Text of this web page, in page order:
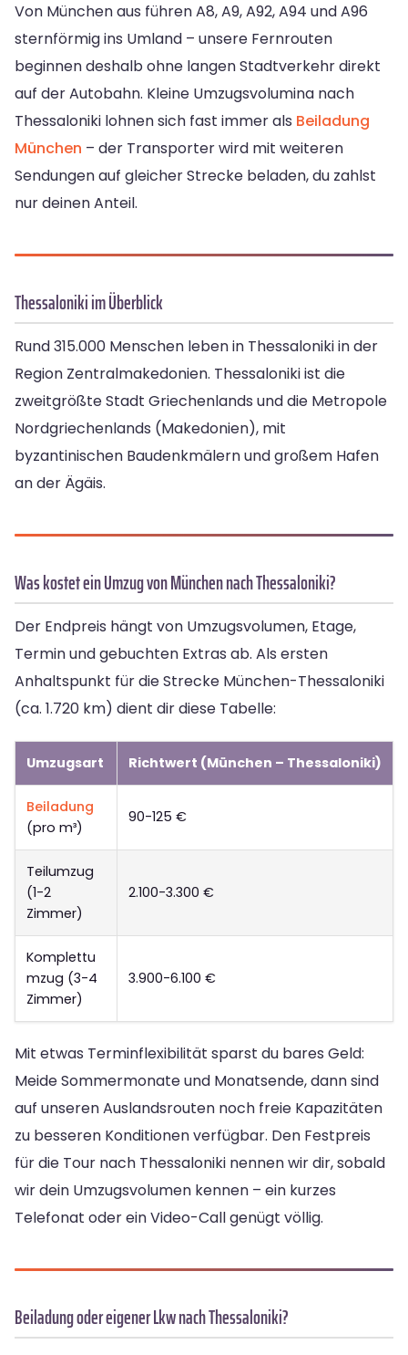
Von München aus führen A8, A9, A92, A94 und A96
sternförmig ins Umland – unsere Fernrouten
beginnen deshalb ohne langen Stadtverkehr direkt
auf der Autobahn. Kleine Umzugsvolumina nach
Thessaloniki lohnen sich fast immer als Beiladung
München – der Transporter wird mit weiteren
Sendungen auf gleicher Strecke beladen, du zahlst
nur deinen Anteil.
Thessaloniki im Überblick
Rund 315.000 Menschen leben in Thessaloniki in der
Region Zentralmakedonien. Thessaloniki ist die
zweitgrößte Stadt Griechenlands und die Metropole
Nordgriechenlands (Makedonien), mit
byzantinischen Baudenkmälern und großem Hafen
an der Ägäis.
Was kostet ein Umzug von München nach Thessaloniki?
Der Endpreis hängt von Umzugsvolumen, Etage,
Termin und gebuchten Extras ab. Als ersten
Anhaltspunkt für die Strecke München-Thessaloniki
(ca. 1.720 km) dient dir diese Tabelle:
Umzugsart Richtwert (München – Thessaloniki)
Beiladung
(pro m³)
90-125 €
Teilumzug
(1-2
Zimmer)
2.100-3.300 €
Komplettu
mzug (3-4
Zimmer)
3.900-6.100 €
Mit etwas Terminflexibilität sparst du bares Geld:
Meide Sommermonate und Monatsende, dann sind
auf unseren Auslandsrouten noch freie Kapazitäten
zu besseren Konditionen verfügbar. Den Festpreis
für die Tour nach Thessaloniki nennen wir dir, sobald
wir dein Umzugsvolumen kennen – ein kurzes
Telefonat oder ein Video-Call genügt völlig.
Beiladung oder eigener Lkw nach Thessaloniki?